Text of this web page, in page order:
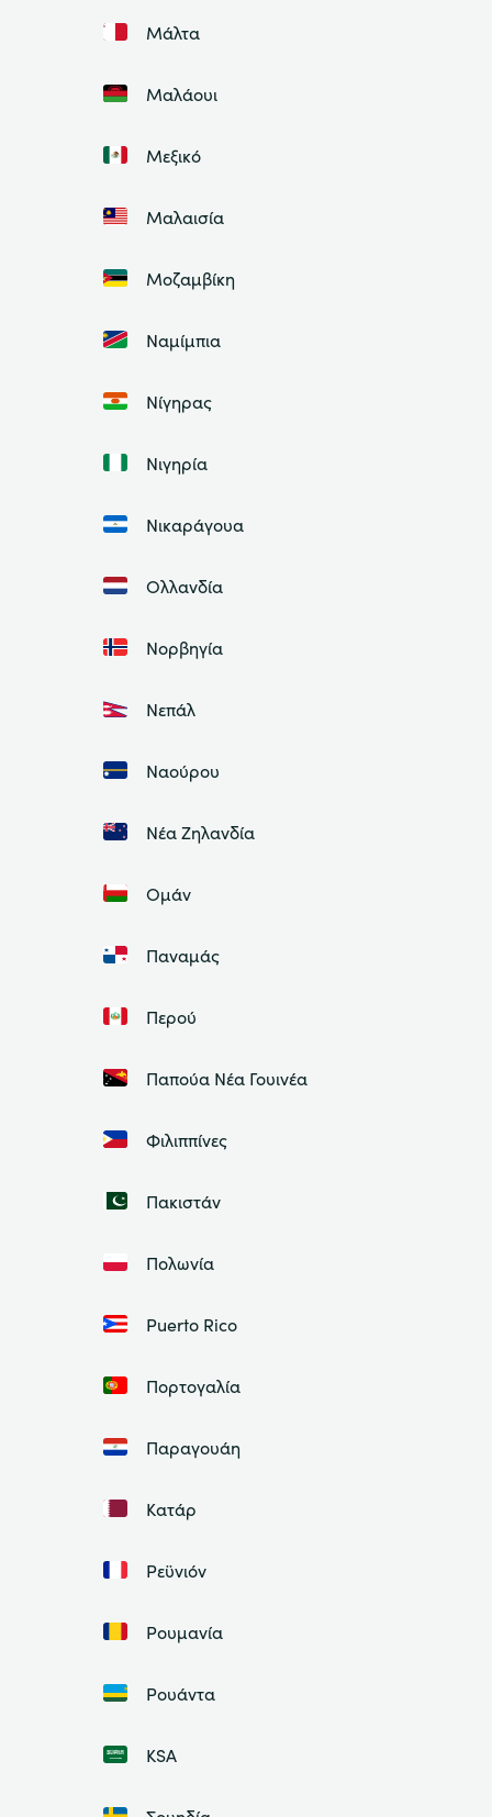
Μάλτα
Μαλάουι
Μεξικό
Μαλαισία
Μοζαμβίκη
Ναμίμπια
Νίγηρας
Νιγηρία
Νικαράγουα
Ολλανδία
Νορβηγία
Νεπάλ
Ναούρου
Νέα Ζηλανδία
Ομάν
Παναμάς
Περού
Παπούα Νέα Γουινέα
Φιλιππίνες
Πακιστάν
Πολωνία
Puerto Rico
Πορτογαλία
Παραγουάη
Κατάρ
Ρεϋνιόν
Ρουμανία
Ρουάντα
ΚSA